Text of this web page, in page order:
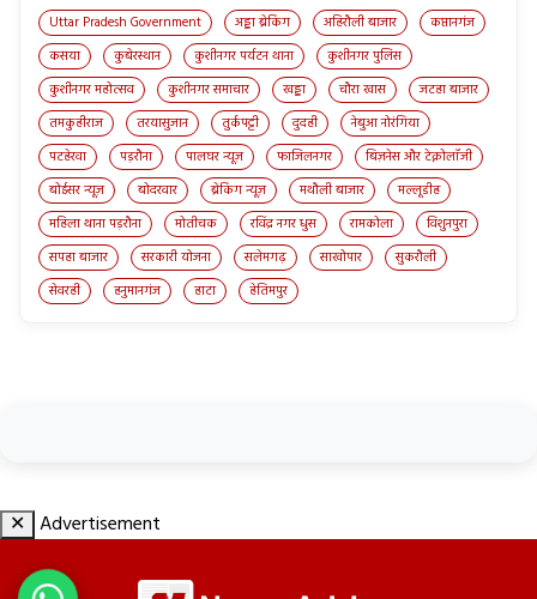
Uttar Pradesh Government अड्डा ब्रेकिंग अहिरौली बाजार
कप्तानगंज
कसया
कुबेरस्थान कुशीनगर पर्यटन थाना
कुशीनगर पुलिस
कुशीनगर महोत्सव
कुशीनगर समाचार खड्डा चौरा खास
जटहा बाजार
तमकुहीराज
तरयासुजान तुर्कपट्टी दुदही
नेबुआ नोरंगिया
पटहेरवा
पड़रौना पालघर न्यूज़ फाजिलनगर
बिज़नेस और टेक्नोलॉजी
बोईसर न्यूज़
बोदरवार ब्रेकिंग न्यूज़ मथौली बाजार
मल्लूडीह
महिला थाना पड़रौना
मोतीचक रविंद्र नगर धुस रामकोला
विशुनपुरा
सपहा बाजार
सरकारी योजना सलेमगढ़ साखोपार
सुकरौली
सेवरही
हनुमानगंज हाटा हेतिमपुर
✕ Advertisement